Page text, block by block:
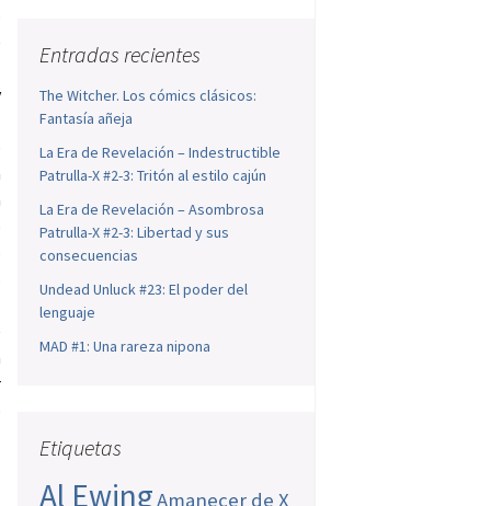
Entradas recientes
The Witcher. Los cómics clásicos:
Fantasía añeja
La Era de Revelación – Indestructible
Patrulla-X #2-3: Tritón al estilo cajún
La Era de Revelación – Asombrosa
Patrulla-X #2-3: Libertad y sus
consecuencias
Undead Unluck #23: El poder del
lenguaje
MAD #1: Una rareza nipona
Etiquetas
Al EwingAmanecer de X